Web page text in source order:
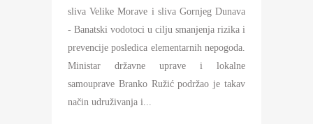
sliva Velike Morave i sliva Gornjeg Dunava
- Banatski vodotoci u cilju smanjenja rizika i
prevencije posledica elementarnih nepogoda.
Ministar državne uprave i lokalne
samouprave Branko Ružić podržao je takav
način udruživanja i...